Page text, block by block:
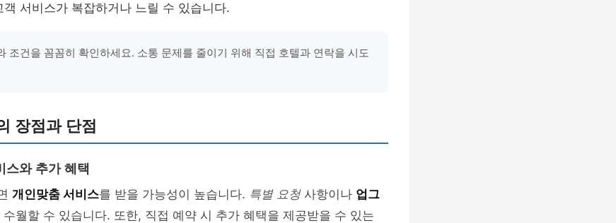
객 서비스가 복잡하거나 느릴 수 있습니다.
조건을 꼼꼼히 확인하세요. 소통 문제를 줄이기 위해 직접 호텔과 연락을 시도
장점과 단점
스와 추가 혜택
개인맞춤 서비스를 받을 가능성이 높습니다. 특별 요청사항이나 업그
수월할 수 있습니다. 또한, 직접 예약 시 추가 혜택을 제공받을 수 있는